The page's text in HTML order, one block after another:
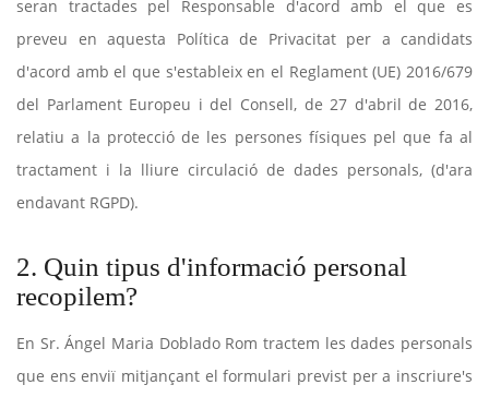
seran tractades pel Responsable d'acord amb el que es
preveu en aquesta Política de Privacitat per a candidats
d'acord amb el que s'estableix en el Reglament (UE) 2016/679
del Parlament Europeu i del Consell, de 27 d'abril de 2016,
relatiu a la protecció de les persones físiques pel que fa al
tractament i la lliure circulació de dades personals, (d'ara
endavant RGPD).
2. Quin tipus d'informació personal
recopilem?
En Sr. Ángel Maria Doblado Rom tractem les dades personals
que ens enviï mitjançant el formulari previst per a inscriure's